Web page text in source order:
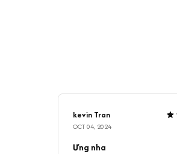
kevin Tran
OCT 04, 2024
Ưng nha